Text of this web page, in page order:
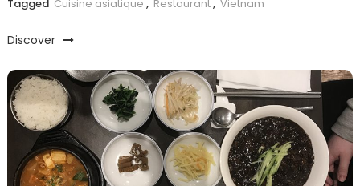
Tagged Cuisine asiatique , Restaurant, Vietnam
Discover